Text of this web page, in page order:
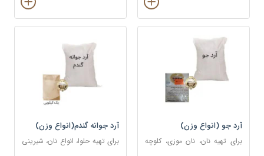
آرد جو (انواع وزن)
برای تهیه نان، نان موزی، کلوچه
آرد جوانه گندم(انواع وزن)
برای تهیه حلوا، انواع نان، شیرینی‌